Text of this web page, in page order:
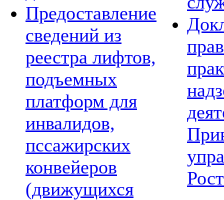
Предоставление
сведений из
реестра лифтов,
подъемных
платформ для
инвалидов,
пссажирских
конвейеров
(движущихся